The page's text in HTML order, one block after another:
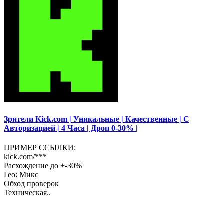
Зрители Kick.com | Уникальные | Качественные | С
Авторизацией | 4 Часа | Дроп 0-30% |
ПРИМЕР ССЫЛКИ:
kick.com/***
Расхождение до +-30%
Гео: Микс
Обход проверок
Техническая..